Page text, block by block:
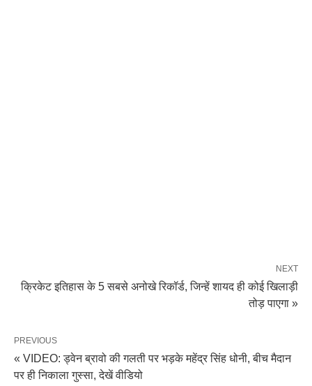
NEXT
क्रिकेट इतिहास के 5 सबसे अनोखे रिकॉर्ड, जिन्हें शायद ही कोई खिलाड़ी
तोड़ पाएगा »
PREVIOUS
« VIDEO: ड्वेन ब्रावो की गलती पर भड़के महेंद्र सिंह धोनी, बीच मैदान
पर ही निकाला गुस्सा, देखें वीडियो